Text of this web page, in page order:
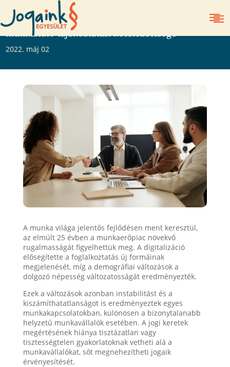
Átlátható és kiszámítható munkakörülmények, a
munkáltató tájékoztatási kötelezettsége
2022. máj 02
A munka világa jelentős fejlődésen ment keresztül,
az elmúlt 25 évben a munkaerőpiac növekvő
rugalmasságát figyelhettük meg. A digitalizáció
elősegítette a foglalkoztatás új formáinak
megjelenését, míg a demográfiai változások a
dolgozó népesség változatosságát eredményezték.
Ezek a változások azonban instabilitást és a
kiszámíthatatlanságot is eredményeztek egyes
munkakapcsolatokban, különösen a bizonytalanabb
helyzetű munkavállalók esetében. A jogi keretek
megértésének hiánya tisztázatlan vagy
tisztességtelen gyakorlatoknak vetheti alá a
munkavállalókat, sőt megnehezítheti jogaik
érvényesítését.